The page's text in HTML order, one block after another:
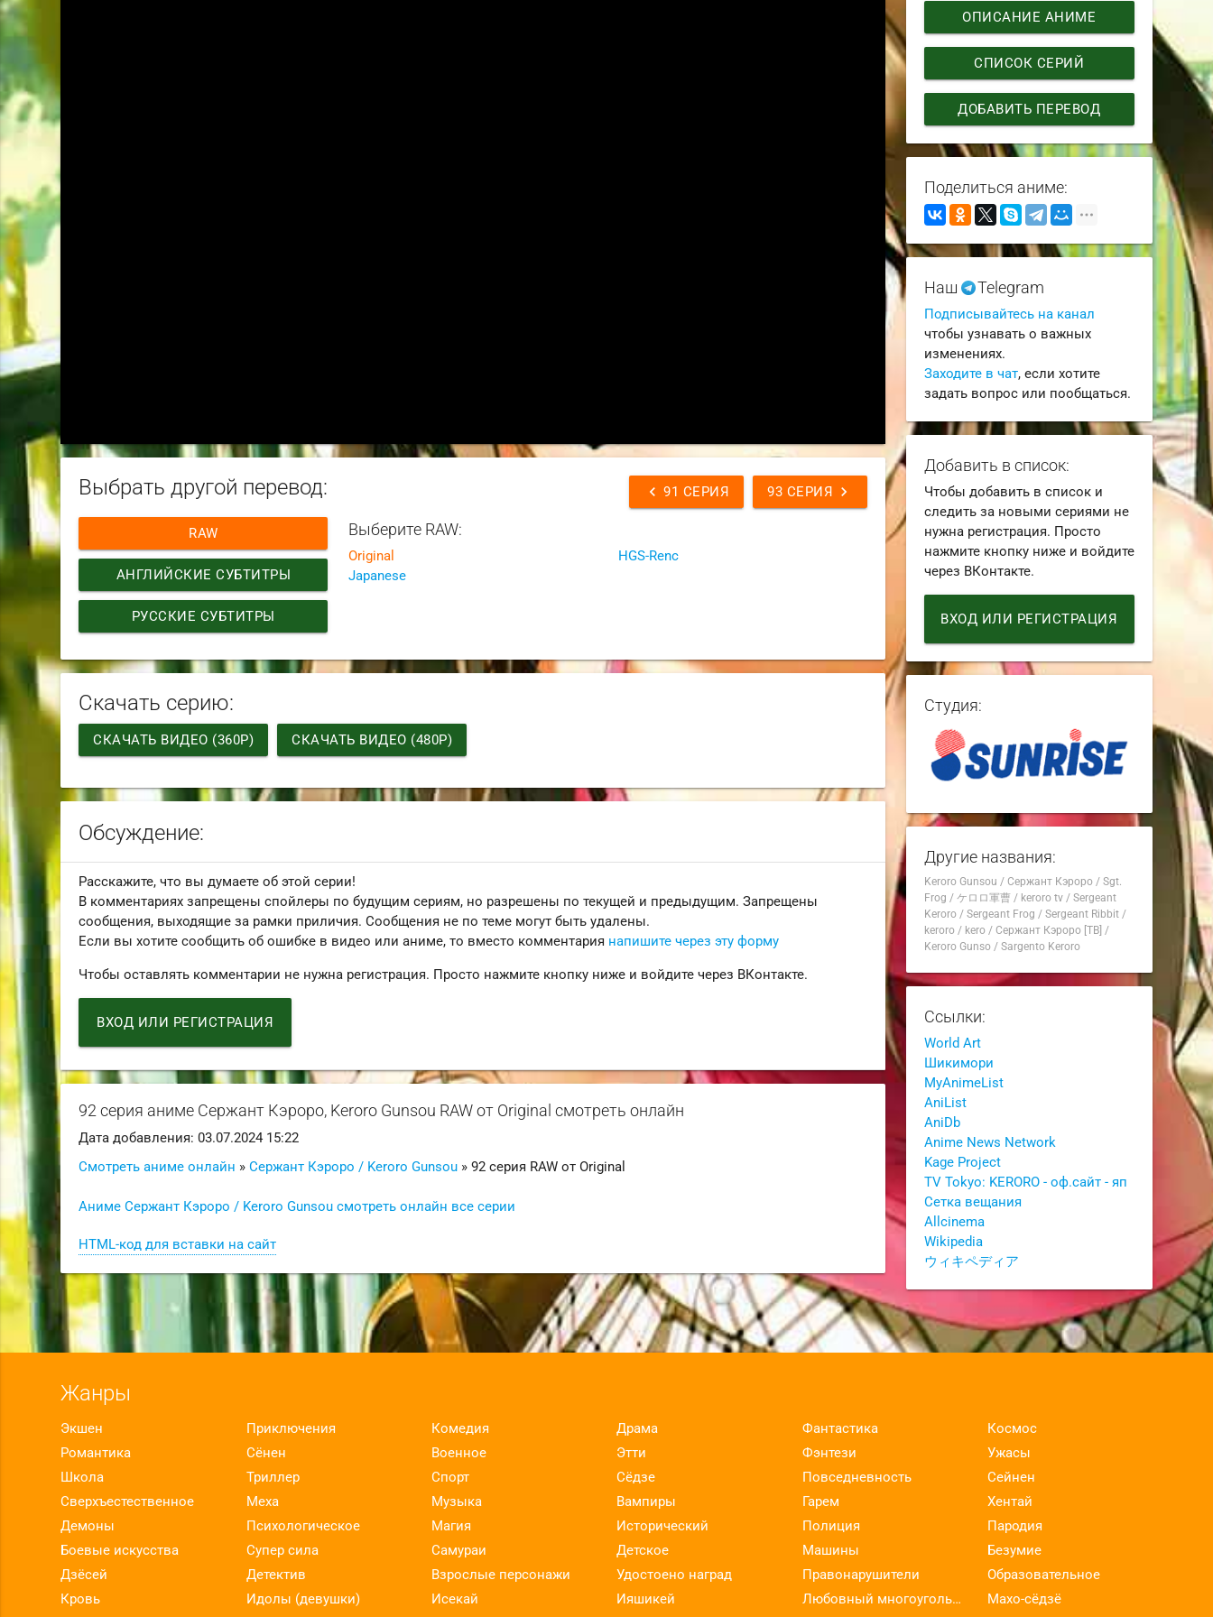
chevron_left 91 СЕРИЯ chevron_right
93 СЕРИЯ
Выбрать другой перевод:
RAW
АНГЛИЙСКИЕ СУБТИТРЫ
РУССКИЕ СУБТИТРЫ
Выберите RAW:
Original
Japanese
HGS-Renc
Скачать серию:
СКАЧАТЬ ВИДЕО (360P) СКАЧАТЬ ВИДЕО (480P)
Обсуждение:
Расскажите, что вы думаете об этой серии!
В комментариях запрещены спойлеры по будущим сериям, но разрешены по текущей и предыдущим. Запрещены
сообщения, выходящие за рамки приличия. Сообщения не по теме могут быть удалены.
Если вы хотите сообщить об ошибке в видео или аниме, то вместо комментария напишите через эту форму
Чтобы оставлять комментарии не нужна регистрация. Просто нажмите кнопку ниже и войдите через ВКонтакте.
ВХОД ИЛИ РЕГИСТРАЦИЯ
92 серия аниме Сержант Кэроро, Keroro Gunsou RAW от Original смотреть онлайн
Дата добавления: 03.07.2024 15:22
Смотреть аниме онлайн »Сержант Кэроро / Keroro Gunsou » 92 серия RAW от Original
Аниме Сержант Кэроро / Keroro Gunsou смотреть онлайн все серии
HTML-код для вставки на сайт
ОПИСАНИЕ АНИМЕ
СПИСОК СЕРИЙ
ДОБАВИТЬ ПЕРЕВОД
Поделиться аниме:
Наш Telegram
Подписывайтесь на канал
чтобы узнавать о важных
изменениях.
Заходите в чат, если хотите
задать вопрос или пообщаться.
Добавить в список:
Чтобы добавить в список и
следить за новыми сериями не
нужна регистрация. Просто
нажмите кнопку ниже и войдите
через ВКонтакте.
ВХОД ИЛИ РЕГИСТРАЦИЯ
Студия:
Другие названия:
Keroro Gunsou / Сержант Кэроро/ Sgt.
Frog / ケロロ軍曹/ keroro tv/ Sergeant
Keroro/ Sergeant Frog / Sergeant Ribbit/
keroro/ kero/ Сержант Кэроро [ТВ] /
Keroro Gunso/ Sargento Keroro
Ссылки:
World Art
Шикимори
MyAnimeList
AniList
AniDb
Anime News Network
Kage Project
TV Tokyo: KERORO - оф.сайт - яп
Сетка вещания
Allcinema
Wikipedia
ウィキペディア
Жанры
Экшен Приключения Комедия Драма Фантастика
Космос
Романтика
Сёнен Военное Этти Фэнтези
Ужасы
Школа
Триллер Спорт Сёдзе Повседневность
Сейнен
Сверхъестественное
Меха Музыка Вампиры Гарем
Хентай
Демоны
Психологическое Магия Исторический Полиция
Пародия
Боевые искусства
Супер сила Самураи Детское Машины
Безумие
Дзёсей
Детектив Взрослые персонажи Удостоено наград Правонарушители
Образовательное
Кровь
Идолы (девушки) Исекай Ияшикей Любовный многоугольник
Махо-сёдзё